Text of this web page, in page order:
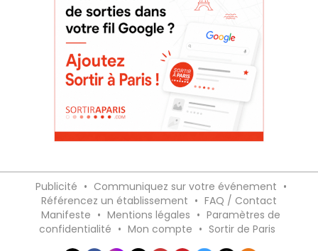
Publicité • Communiquez sur votre événement •
Référencez un établissement • FAQ / Contact
Manifeste • Mentions légales • Paramètres de
confidentialité • Mon compte • Sortir de Paris